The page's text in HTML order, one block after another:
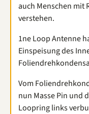
auch Menschen mit
verstehen.
1ne Loop Antenne
Einspeisung des
Vom
nun Masse Pin und
Loopring links